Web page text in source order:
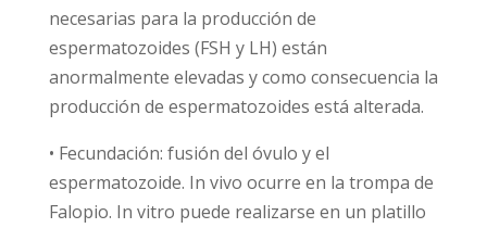
necesarias para la producción de
espermatozoides (FSH y LH) están
anormalmente elevadas y como consecuencia la
producción de espermatozoides está alterada.
• Fecundación: fusión del óvulo y el
espermatozoide. In vivo ocurre en la trompa de
Falopio. In vitro puede realizarse en un platillo